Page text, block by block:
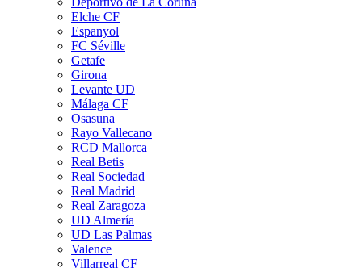
Elche CF
Espanyol
FC Séville
Getafe
Girona
Levante UD
Málaga CF
Osasuna
Rayo Vallecano
RCD Mallorca
Real Betis
Real Sociedad
Real Madrid
Real Zaragoza
UD Almería
UD Las Palmas
Valence
Villarreal CF